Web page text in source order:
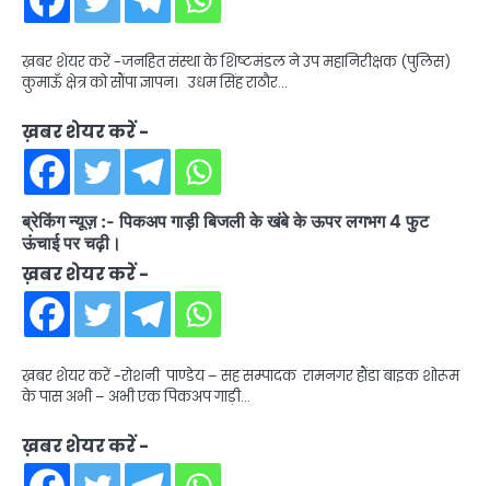
ख़बर शेयर करें -जनहित संस्था के शिष्टमंडल ने उप महानिरीक्षक (पुलिस)
कुमाऊँ क्षेत्र को सौंपा ज्ञापन। उधम सिंह राठौर…
ख़बर शेयर करें -
ब्रेकिंग न्यूज़ :- पिकअप गाड़ी बिजली के खंबे के ऊपर लगभग 4 फुट
ऊंचाई पर चढ़ी।
ख़बर शेयर करें -
ख़बर शेयर करें -रोशनी पाण्डेय – सह सम्पादक रामनगर हौंडा बाइक शोरूम
के पास अभी – अभी एक पिकअप गाड़ी…
ख़बर शेयर करें -